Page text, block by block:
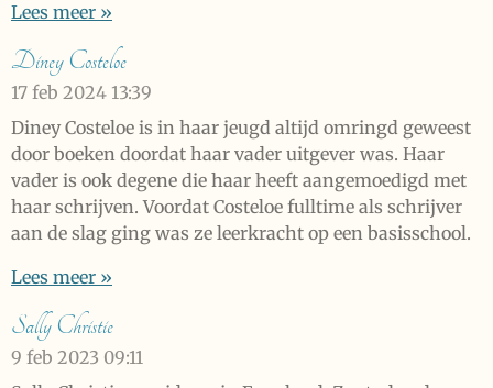
Lees meer »
Diney Costeloe
17 feb 2024 13:39
Diney Costeloe is in haar jeugd altijd omringd geweest
door boeken doordat haar vader uitgever was. Haar
vader is ook degene die haar heeft aangemoedigd met
haar schrijven. Voordat Costeloe fulltime als schrijver
aan de slag ging was ze leerkracht op een basisschool.
Lees meer »
Sally Christie
9 feb 2023 09:11